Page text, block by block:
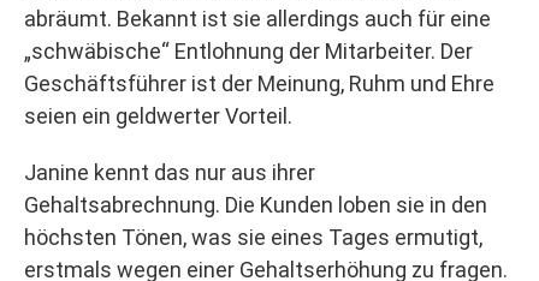
abräumt. Bekannt ist sie allerdings auch für eine
„schwäbische“ Entlohnung der Mitarbeiter. Der
Geschäftsführer ist der Meinung, Ruhm und Ehre
seien ein geldwerter Vorteil.
Janine kennt das nur aus ihrer
Gehaltsabrechnung. Die Kunden loben sie in den
höchsten Tönen, was sie eines Tages ermutigt,
erstmals wegen einer Gehaltserhöhung zu fragen.